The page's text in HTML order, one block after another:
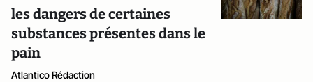
les dangers de certaines
substances présentes dans le
pain
Atlantico Rédaction